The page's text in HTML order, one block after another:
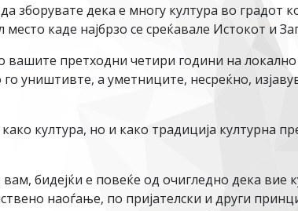
зборувате дека е многу култура во градот
каде најбрзо се среќавале Истокот и
претходни четири години на локално
уништивте, а уметниците, несреќно,
култура, но и како традиција културна
бидејќи е повеќе од очигледно дека вие
наоѓање, по пријателски и други